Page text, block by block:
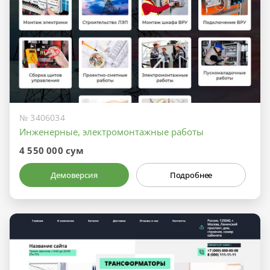
№ 3406034
Инженерные, электромонтажные работы
4 550 000 сум
Демоверсия Подробнее